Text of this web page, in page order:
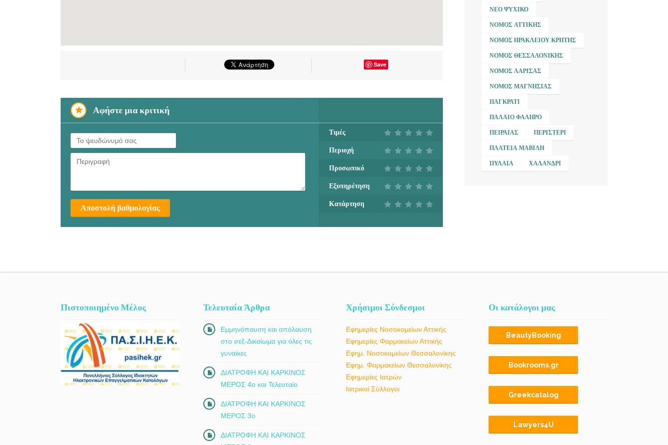
Save
Αφήστε μια κριτική
Τιμές
Περιοχή
Προσωπικό
Εξυπηρέτηση
Κατάρτηση
Αποστολή βαθμολογίας
ΝΈΟ ΨΥΧΙΚΌ
ΝΟΜΌΣ ΑΤΤΙΚΉΣ
ΝΟΜΌΣ ΗΡΑΚΛΕΊΟΥ ΚΡΉΤΗΣ
ΝΟΜΌΣ ΘΕΣΣΑΛΟΝΊΚΗΣ
ΝΟΜΌΣ ΛΆΡΙΣΑΣ
ΝΟΜΌΣ ΜΑΓΝΗΣΊΑΣ
ΠΑΓΚΡΆΤΙ
ΠΑΛΑΙΌ ΦΆΛΗΡΟ
ΠΕΙΡΑΙΆΣ ΠΕΡΙΣΤΈΡΙ
ΠΛΑΤΕΊΑ ΜΑΒΊΛΗ
ΠΥΛΑΊΑ ΧΑΛΆΝΔΡΙ
Πιστοποιημένο Μέλος Τελευταία Άρθρα
Εμμηνόπαυση και απόλαυση
στο σεξ-Δικαίωμα για όλες τις
γυναίκες
ΔΙΑΤΡΟΦΗ ΚΑΙ ΚΑΡΚΙΝΟΣ
ΜΕΡΟΣ 4ο και Τελευταίο
ΔΙΑΤΡΟΦΗ ΚΑΙ ΚΑΡΚΙΝΟΣ
ΜΕΡΟΣ 3ο
ΔΙΑΤΡΟΦΗ ΚΑΙ ΚΑΡΚΙΝΟΣ
Χρήσιμοι Σύνδεσμοι
Εφημερίες Νοσοκομείων Αττικής
Εφημερίες Φαρμακείων Αττικής
Εφημ. Νοσοκομείων Θεσσαλονίκης
Εφημ. Φαρμακείων Θεσσαλονίκης
Εφημερίες Ιατρών
Ιατρικοί Σύλλογοι
Οι κατάλογοι μας
BeautyBooking
Bookrooms.gr
Greekcatalog
Lawyers4U